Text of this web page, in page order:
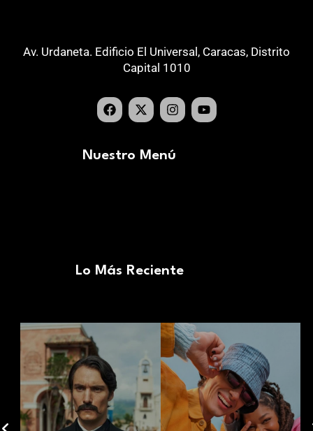
Av. Urdaneta. Edificio El Universal, Caracas, Distrito
Capital 1010
Nuestro Menú
Lo Más Reciente